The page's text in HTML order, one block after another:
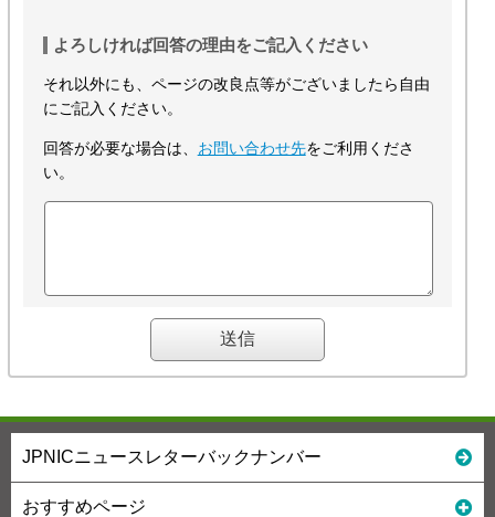
よろしければ回答の理由をご記入ください
それ以外にも、ページの改良点等がございましたら自由
にご記入ください。
回答が必要な場合は、 お問い合わせ先をご利用くださ
い。
JPNICニュースレターバックナンバー
おすすめページ